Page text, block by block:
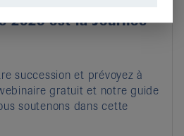
2025 est la Journée
succession et prévoyez à
gratuit et notre guide
soutenons dans cette